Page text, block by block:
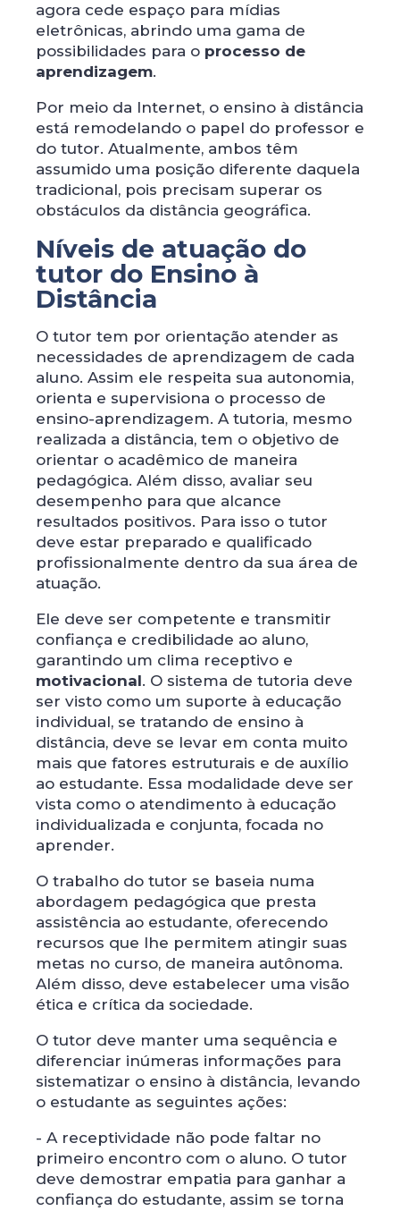
agora cede espaço para mídias
eletrônicas, abrindo uma gama de
possibilidades para o processo de
aprendizagem.
Por meio da Internet, o ensino à distância
está remodelando o papel do professor e
do tutor. Atualmente, ambos têm
assumido uma posição diferente daquela
tradicional, pois precisam superar os
obstáculos da distância geográfica.
Níveis de atuação do
tutor do Ensino à
Distância
O tutor tem por orientação atender as
necessidades de aprendizagem de cada
aluno. Assim ele respeita sua autonomia,
orienta e supervisiona o processo de
ensino-aprendizagem. A tutoria, mesmo
realizada a distância, tem o objetivo de
orientar o acadêmico de maneira
pedagógica. Além disso, avaliar seu
desempenho para que alcance
resultados positivos. Para isso o tutor
deve estar preparado e qualificado
profissionalmente dentro da sua área de
atuação.
Ele deve ser competente e transmitir
confiança e credibilidade ao aluno,
garantindo um clima receptivo e
motivacional. O sistema de tutoria deve
ser visto como um suporte à educação
individual, se tratando de ensino à
distância, deve se levar em conta muito
mais que fatores estruturais e de auxílio
ao estudante. Essa modalidade deve ser
vista como o atendimento à educação
individualizada e conjunta, focada no
aprender.
O trabalho do tutor se baseia numa
abordagem pedagógica que presta
assistência ao estudante, oferecendo
recursos que lhe permitem atingir suas
metas no curso, de maneira autônoma.
Além disso, deve estabelecer uma visão
ética e crítica da sociedade.
O tutor deve manter uma sequência e
diferenciar inúmeras informações para
sistematizar o ensino à distância, levando
o estudante as seguintes ações:
- A receptividade não pode faltar no
primeiro encontro com o aluno. O tutor
deve demostrar empatia para ganhar a
confiança do estudante, assim se torna